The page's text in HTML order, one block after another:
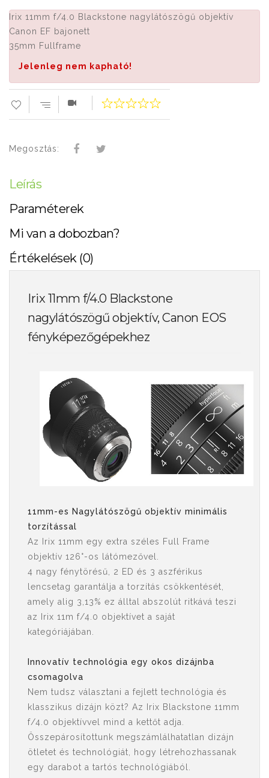
Irix 11mm f/4.0 Blackstone nagylátószögű objektív
Canon EF bajonett
35mm Fullframe
Jelenleg nem kapható!
Megosztás:
Leírás
Paraméterek
Mi van a dobozban?
Értékelések (0)
Irix 11mm f/4.0 Blackstone
nagylátószögű objektív, Canon EOS
fényképezőgépekhez
11mm-es Nagylátószögű objektív minimális
torzítással
Az Irix 11mm egy extra széles Full Frame
objektív 126°-os látómezővel.
4 nagy fénytörésű, 2 ED és 3 aszférikus
lencsetag garantálja a torzítás csökkentését,
amely alig 3,13% ez álltal abszolút ritkává teszi
az Irix 11m f/4.0 objektívet a saját
kategóriájában.
Innovatív technológia egy okos dizájnba
csomagolva
Nem tudsz választani a fejlett technológia és
klasszikus dizájn közt? Az Irix Blackstone 11mm
f/4.0 objektívvel mind a kettőt adja.
Összepárosítottunk megszámlálhatatlan dizájn
ötletet és technológiát, hogy létrehozhassanak
egy darabot a tartós technológiából.